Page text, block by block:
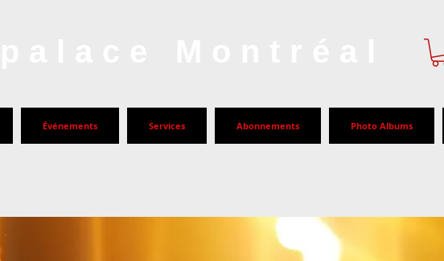
Événements Services Abonnements Photo Albums